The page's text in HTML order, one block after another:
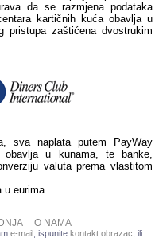
da se razmjena podataka
kartičnih kuća obavlja u
pristupa zaštićena dvostrukim
sva naplata putem PayWay
u kunama, te banke,
valuta prema vlastitom
eurima.
O NAMA
e-mail , ispunite kontakt obrazac , ili